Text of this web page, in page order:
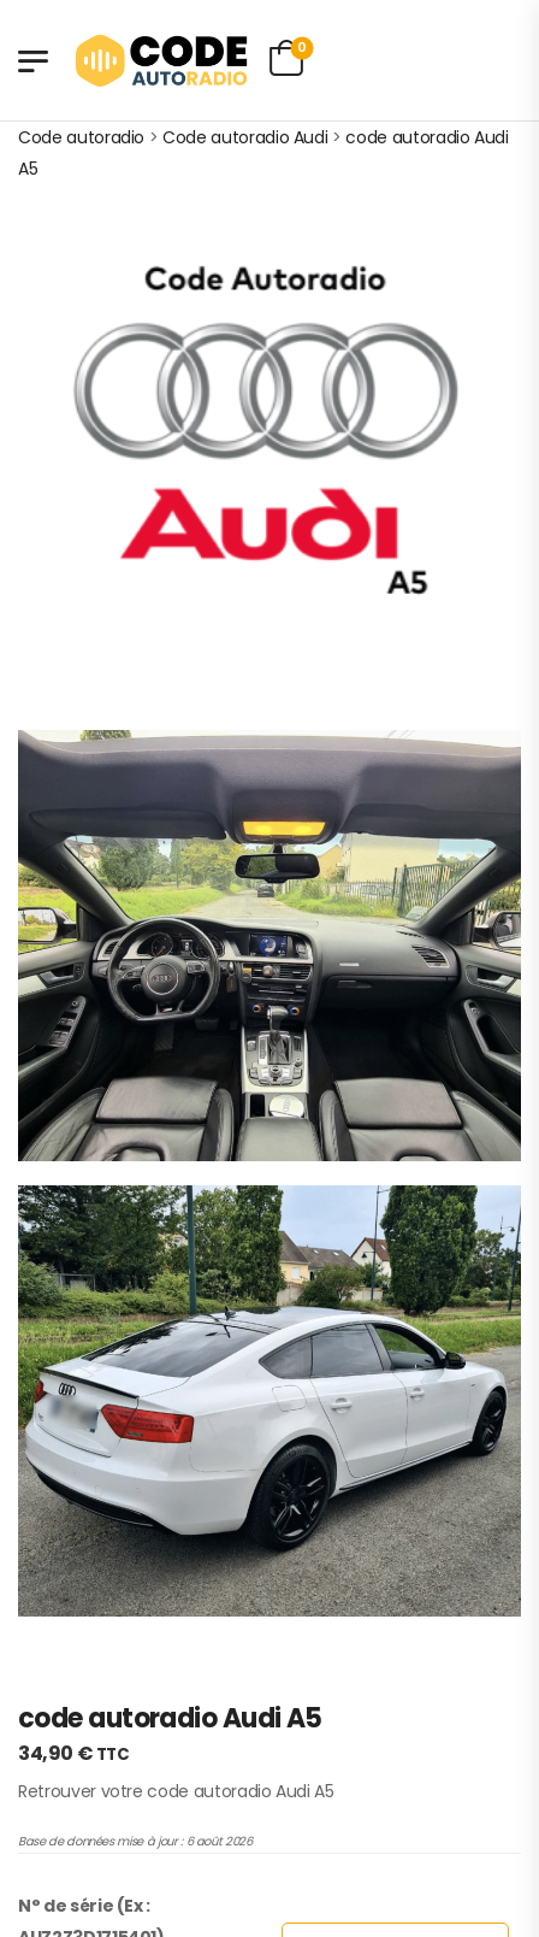
0
Code autoradio >Code autoradio Audi >code autoradio Audi
A5
code autoradio Audi A5
34,90 € TTC
Retrouver votre code autoradio Audi A5
Base de données mise à jour : 6 août 2026
N° de série (Ex :